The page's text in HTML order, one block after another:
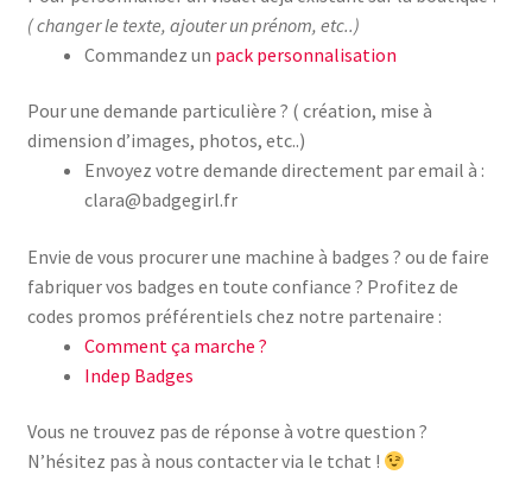
( changer le texte, ajouter un prénom, etc..)
Commandez un pack personnalisation
Pour une demande particulière ? ( création, mise à
dimension d’images, photos, etc..)
Envoyez votre demande directement par email à :
clara@badgegirl.fr
Envie de vous procurer une machine à badges ? ou de faire
fabriquer vos badges en toute confiance ? Profitez de
codes promos préférentiels chez notre partenaire :
Comment ça marche ?
Indep Badges
Vous ne trouvez pas de réponse à votre question ?
N’hésitez pas à nous contacter via le tchat !